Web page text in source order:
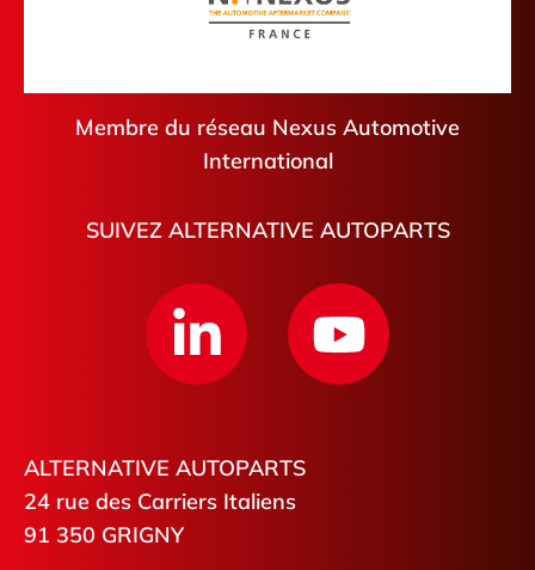
Neufchâtel-en-Bray
Membre du réseau Nexus Automotive
International
SUIVEZ ALTERNATIVE AUTOPARTS
ALTERNATIVE AUTOPARTS
24 rue des Carriers Italiens
91 350 GRIGNY